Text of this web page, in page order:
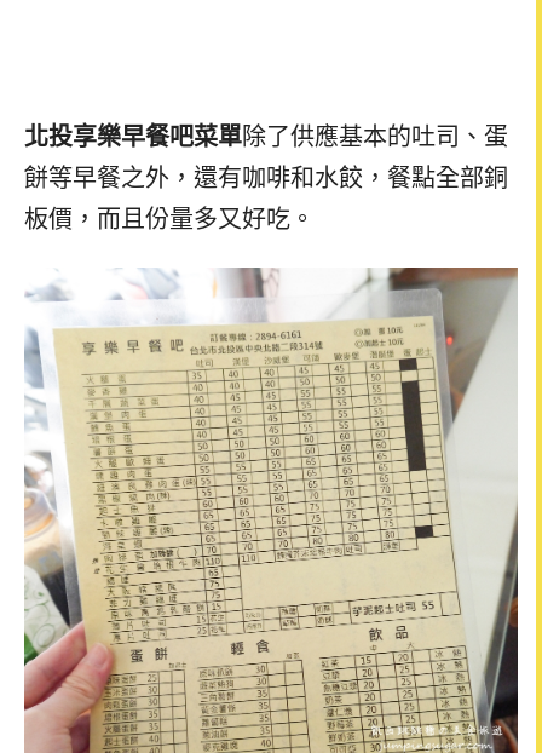
北投享樂早餐吧菜單除了供應基本的吐司、蛋
餅等早餐之外，還有咖啡和水餃，餐點全部銅
板價，而且份量多又好吃。